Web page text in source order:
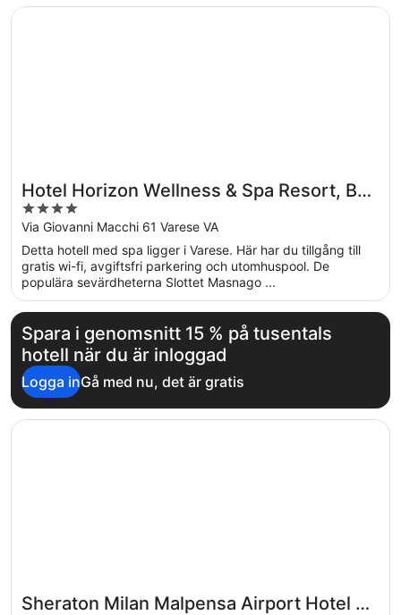
Hotel Horizon Wellness & Spa Resort, BW
Signature Collection
4
out
of
5
Via Giovanni Macchi 61 Varese VA
Detta hotell med spa ligger i Varese. Här har du tillgång till
gratis wi-fi, avgiftsfri parkering och utomhuspool. De
populära sevärdheterna Slottet Masnago ...
Öppnas i ett nytt fönster
Hotel Horizon Wellness & Spa Resort, BW Signature
Spara i genomsnitt 15 % på tusentals
hotell när du är inloggad
Logga inGå med nu, det är gratis
Sheraton Milan Malpensa Airport Hotel &
Öppnas i ett nytt fönster
Sheraton Milan Malpensa Airport Hotel & Conference